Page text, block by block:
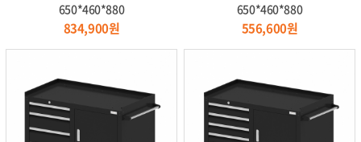
650*460*880
834,900원
650*460*880
556,600원